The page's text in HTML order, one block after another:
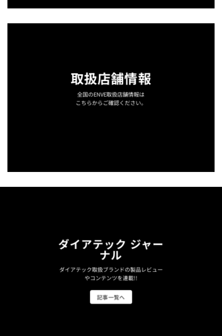
取扱店舗情報
全国のENVE取扱店舗情報は
こちらからご確認ください。
ダイアテック ジャー
ナル
ダイアテック取扱ブランドの製品レビュー
やコンテンツを連載!!
記事一覧へ